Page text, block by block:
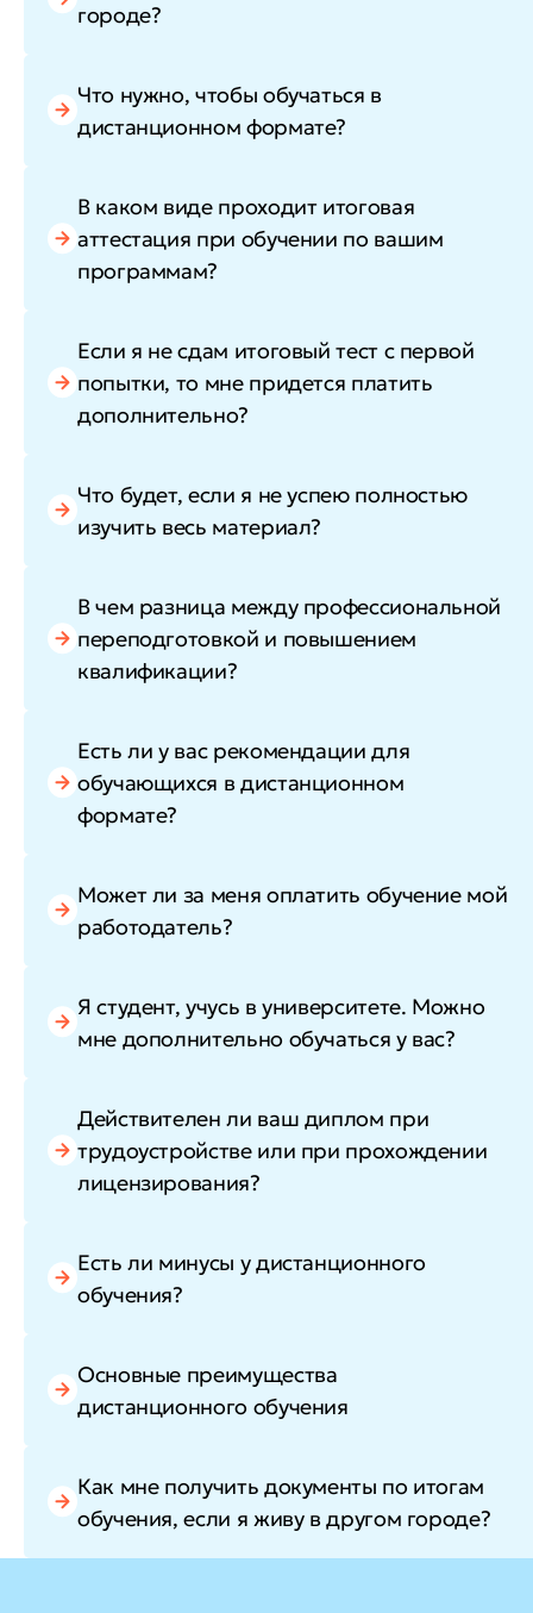
городе?
Что нужно, чтобы обучаться в
дистанционном формате?
В каком виде проходит итоговая
аттестация при обучении по вашим
программам?
Если я не сдам итоговый тест с первой
попытки, то мне придется платить
дополнительно?
Что будет, если я не успею полностью
изучить весь материал?
В чем разница между профессиональной
переподготовкой и повышением
квалификации?
Есть ли у вас рекомендации для
обучающихся в дистанционном
формате?
Может ли за меня оплатить обучение мой
работодатель?
Я студент, учусь в университете. Можно
мне дополнительно обучаться у вас?
Действителен ли ваш диплом при
трудоустройстве или при прохождении
лицензирования?
Есть ли минусы у дистанционного
обучения?
Основные преимущества
дистанционного обучения
Как мне получить документы по итогам
обучения, если я живу в другом городе?